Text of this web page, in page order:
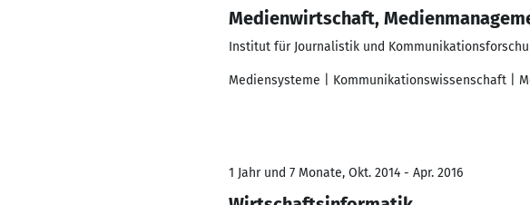
Medienwirtschaft,
Institut für Journalistik und
Mediensysteme | Kommunikationswissenschaft |
1 Jahr und 7 Monate, Okt. 2014 - Apr. 2016